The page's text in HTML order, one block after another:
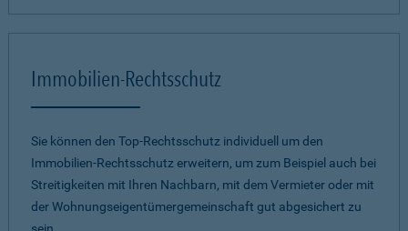
Immobilien-Rechtsschutz
Sie können den Top-Rechtsschutz individuell um den
Immobilien-Rechtsschutz erweitern, um zum Beispiel auch bei
Streitigkeiten mit Ihren Nachbarn, mit dem Vermieter oder mit
der Wohnungseigentümergemeinschaft gut abgesichert zu